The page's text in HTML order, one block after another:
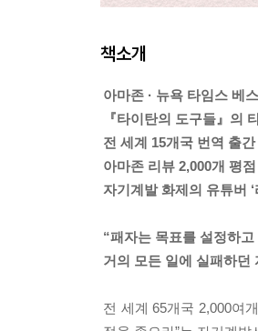
책소개
아마존 · 뉴욕 타임스 베
『타이탄의 도구들』의
전 세계 15개국 번역 출간
아마존 리뷰 2,000개 평
자기계발 화제의 유튜버
“패자는 목표를 설정하
거의 모든 일에 실패하던
전 세계 65개국 2,000여